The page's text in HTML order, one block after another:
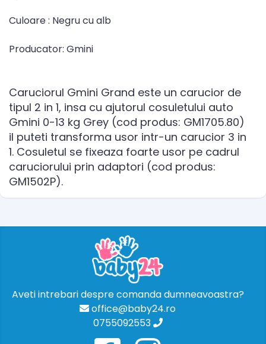
Culoare : Negru cu alb
Producator: Gmini
Caruciorul Gmini Grand este un carucior de
tipul 2 in 1, insa cu ajutorul cosuletului auto
Gmini 0-13 kg Grey (cod produs: GM1705.80)
il puteti transforma usor intr-un carucior 3 in
1. Cosuletul se fixeaza foarte usor pe cadrul
caruciorului prin adaptori (cod produs:
GM1502P).
Aveti intrebari despre comanda dumneavoastra?
office@baby24.ro
0755092553